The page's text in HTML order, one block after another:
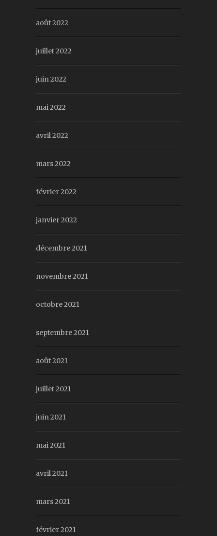
août 2022
juillet 2022
juin 2022
mai 2022
avril 2022
mars 2022
février 2022
janvier 2022
décembre 2021
novembre 2021
octobre 2021
septembre 2021
août 2021
juillet 2021
juin 2021
mai 2021
avril 2021
mars 2021
février 2021